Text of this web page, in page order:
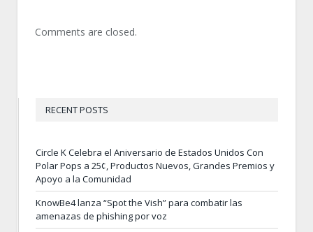
Comments are closed.
RECENT POSTS
Circle K Celebra el Aniversario de Estados Unidos Con
Polar Pops a 25¢, Productos Nuevos, Grandes Premios y
Apoyo a la Comunidad
KnowBe4 lanza “Spot the Vish” para combatir las
amenazas de phishing por voz